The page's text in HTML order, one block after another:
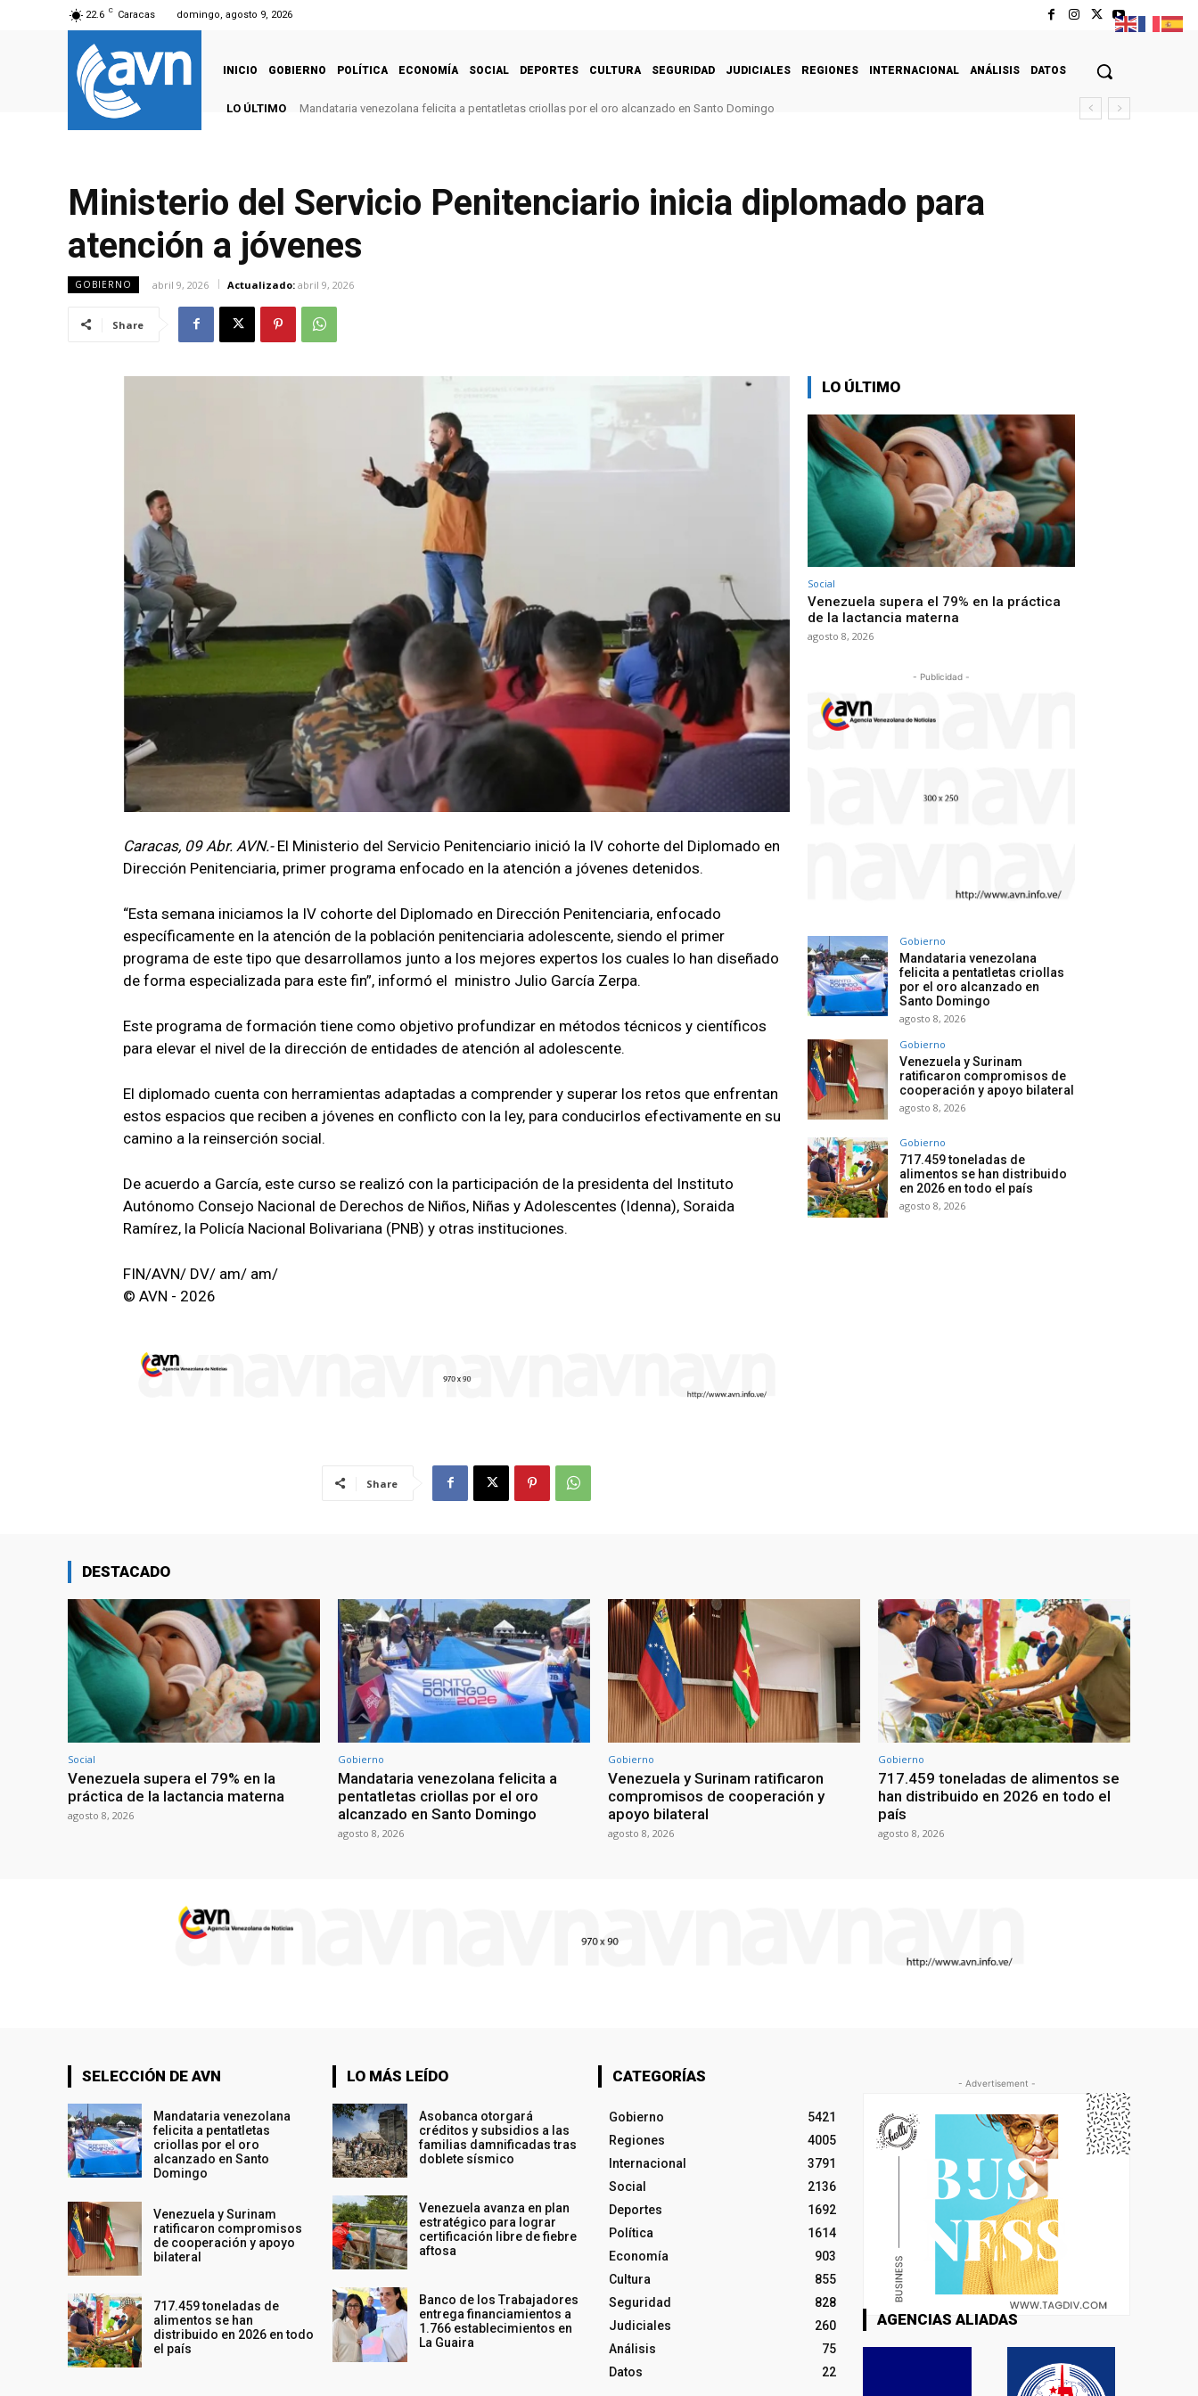
22.6 C Caracas domingo, agosto 9, 2026
INICIO GOBIERNO POLÍTICA ECONOMÍA SOCIAL DEPORTES CULTURA SEGURIDAD JUDICIALES REGIONES INTERNACIONAL ANÁLISIS DATOS
LO ÚLTIMO Mandataria venezolana felicita a pentatletas criollas por el oro alcanzado en Santo Domingo
Ministerio del Servicio Penitenciario inicia diplomado para
atención a jóvenes
GOBIERNO abril 9, 2026 Actualizado: abril 9, 2026
Share
Caracas, 09 Abr. AVN.- El Ministerio del Servicio Penitenciario inició la IV cohorte del Diplomado en
Dirección Penitenciaria, primer programa enfocado en la atención a jóvenes detenidos.
“Esta semana iniciamos la IV cohorte del Diplomado en Dirección Penitenciaria, enfocado
específicamente en la atención de la población penitenciaria adolescente, siendo el primer
programa de este tipo que desarrollamos junto a los mejores expertos los cuales lo han diseñado
de forma especializada para este fin”, informó el ministro Julio García Zerpa.
Este programa de formación tiene como objetivo profundizar en métodos técnicos y científicos
para elevar el nivel de la dirección de entidades de atención al adolescente.
El diplomado cuenta con herramientas adaptadas a comprender y superar los retos que enfrentan
estos espacios que reciben a jóvenes en conflicto con la ley, para conducirlos efectivamente en su
camino a la reinserción social.
De acuerdo a García, este curso se realizó con la participación de la presidenta del Instituto
Autónomo Consejo Nacional de Derechos de Niños, Niñas y Adolescentes (Idenna), Soraida
Ramírez, la Policía Nacional Bolivariana (PNB) y otras instituciones.
FIN/AVN/ DV/ am/ am/
© AVN - 2026
Share
LO ÚLTIMO
Social
Venezuela supera el 79% en la práctica
de la lactancia materna
agosto 8, 2026
- Publicidad -
Gobierno
Mandataria venezolana
felicita a pentatletas criollas
por el oro alcanzado en
Santo Domingo
agosto 8, 2026
Gobierno
Venezuela y Surinam
ratificaron compromisos de
cooperación y apoyo bilateral
agosto 8, 2026
Gobierno
717.459 toneladas de
alimentos se han distribuido
en 2026 en todo el país
agosto 8, 2026
DESTACADO
Social
Venezuela supera el 79% en la
práctica de la lactancia materna
agosto 8, 2026
Gobierno
Mandataria venezolana felicita a
pentatletas criollas por el oro
alcanzado en Santo Domingo
agosto 8, 2026
Gobierno
Venezuela y Surinam ratificaron
compromisos de cooperación y
apoyo bilateral
agosto 8, 2026
Gobierno
717.459 toneladas de alimentos se
han distribuido en 2026 en todo el
país
agosto 8, 2026
SELECCIÓN DE AVN
Mandataria venezolana
felicita a pentatletas
criollas por el oro
alcanzado en Santo
Domingo
Venezuela y Surinam
ratificaron compromisos
de cooperación y apoyo
bilateral
717.459 toneladas de
alimentos se han
distribuido en 2026 en todo
el país
LO MÁS LEÍDO
Asobanca otorgará
créditos y subsidios a las
familias damnificadas tras
doblete sísmico
Venezuela avanza en plan
estratégico para lograr
certificación libre de fiebre
aftosa
Banco de los Trabajadores
entrega financiamientos a
1.766 establecimientos en
La Guaira
CATEGORÍAS
Gobierno
5421
Regiones
4005
Internacional
3791
Social
2136
Deportes
1692
Política
1614
Economía
903
Cultura
855
Seguridad
828
Judiciales
260
Análisis
75
Datos
22
- Advertisement -
AGENCIAS ALIADAS